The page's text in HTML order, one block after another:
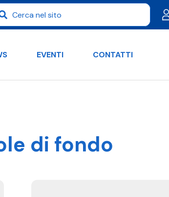
EVENTI CONTATTI
di fondo